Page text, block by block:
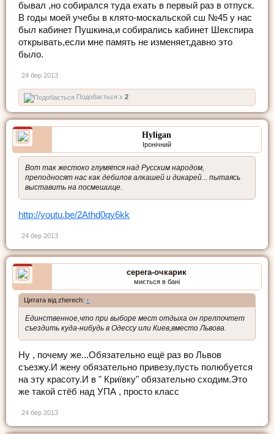
бывал ,но собирался туда ехать в первый раз в отпуск.
В годы моей учебы в клято-москальской сш №45 у нас
был кабинет Пушкина,и собирались кабинет Шекспира
открывать,если мне память не изменяет,давно это
было.
24 бер 2013
Подобається x 2
Hyligan
Іронічний
Вот так жестоко глумятся над Русским народом,
преподносят нас как дебилов алкашей и дикарей... пытаясь
выставить на посмешище.
http://youtu.be/2Athd0qy6kk
24 бер 2013
серега-очкарик
миється в бані
Цитата від zherech: ↑
Единственное,что при выборе мест отдыха он прелпочтет
съездить куда-нибудь в Одессу или Киев,вместо Львова.
Ну , почему же...Обязательно ещё раз во Львов
съезжу.И жену обязательно привезу,пусть полюбуется
на эту красоту.И в " Криївку" обязательно сходим.Это
же такой стёб над УПА , просто класс
24 бер 2013